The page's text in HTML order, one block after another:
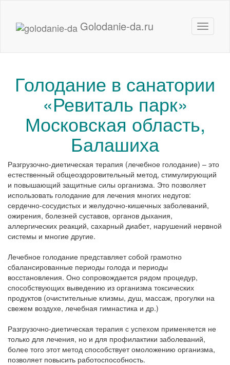
Toggle
Golodanie-da.ru
Голодание в санатории
«Ревиталь парк»
Московская область,
Балашиха
Разгрузочно-диетическая терапия (лечебное голодание) – это
естественный общеоздоровительный метод, стимулирующий
и повышающий защитные силы организма. Это позволяет
использовать голодание для лечения многих недугов:
сердечно-сосудистых и желудочно-кишечных заболеваний,
ожирения, болезней суставов, органов дыхания,
аллергических реакций, сахарный диабет, нарушений нервной
системы и многие другие.
Лечебное голодание представляет собой грамотно
сбалансированные периоды голода и периоды
восстановления. Оно сопровождается рядом процедур,
способствующих выведению из организма токсических
продуктов (очистительные клизмы, душ, массаж, прогулки на
свежем воздухе, лечебная гимнастика и др.)
Разгрузочно-диетическая терапия с успехом применяется не
только для лечения, но и для профилактики заболеваний,
более того этот метод способствует омоложению организма,
позволяет повысить работоспособность.